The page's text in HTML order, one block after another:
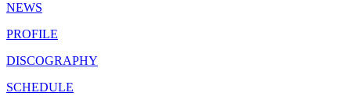
NEWS
PROFILE
DISCOGRAPHY
SCHEDULE